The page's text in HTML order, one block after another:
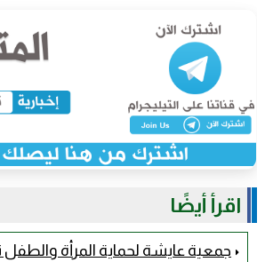
اقرأ أيضًا
جمعية عايشة لحماية المرأة